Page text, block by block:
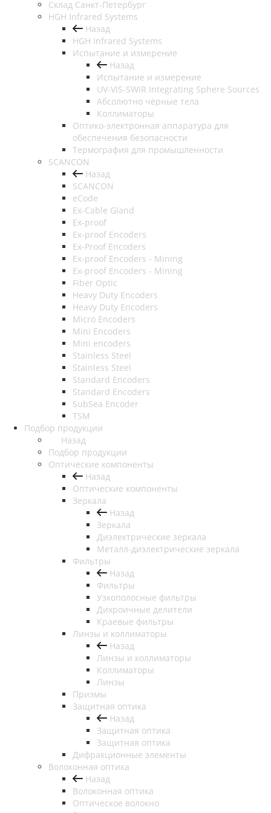
Cклад Санкт-Петербург
HGH Infrared Systems
Назад
HGH Infrared Systems
Испытание и измерение
Назад
Испытание и измерение
UV-VIS-SWIR Integrating Sphere Sources
Абсолютно чёрные тела
Коллиматоры
Оптико-электронная аппаратура для
обеспечения безопасности
Термография для промышленности
SCANCON
Назад
SCANCON
eCode
Ex-Cable Gland
Ex-proof
Ex-proof Encoders
Ex-Proof Encoders
Ex-proof Encoders - Mining
Ex-proof Encoders - Mining
Fiber Optic
Heavy Duty Encoders
Heavy Duty Encoders
Micro Encoders
Mini Encoders
Mini encoders
Stainless Steel
Stainless Steel
Standard Encoders
Standard Encoders
SubSea Encoder
TSM
Подбор продукции
Назад
Подбор продукции
Оптические компоненты
Назад
Оптические компоненты
Зеркала
Назад
Зеркала
Диэлектрические зеркала
Металл-диэлектрические зеркала
Фильтры
Назад
Фильтры
Узкополосные фильтры
Дихроичные делители
Краевые фильтры
Линзы и коллиматоры
Назад
Линзы и коллиматоры
Коллиматоры
Линзы
Призмы
Защитная оптика
Назад
Защитная оптика
Защитная оптика
Дифракционные элементы
Волоконная оптика
Назад
Волоконная оптика
Оптическое волокно